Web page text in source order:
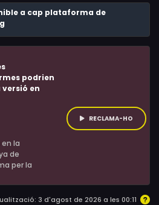
a cap plataforma de
podrien
en
la
de
per la
RECLAMA-HO
3 d'agost de 2026 a les 00:11